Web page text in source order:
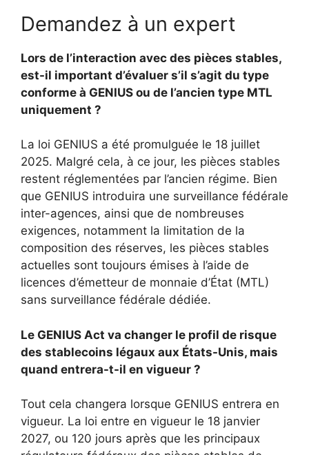
Demandez à un expert
Lors de l’interaction avec des pièces stables,
est-il important d’évaluer s’il s’agit du type
conforme à GENIUS ou de l’ancien type MTL
uniquement ?
La loi GENIUS a été promulguée le 18 juillet
2025. Malgré cela, à ce jour, les pièces stables
restent réglementées par l’ancien régime. Bien
que GENIUS introduira une surveillance fédérale
inter-agences, ainsi que de nombreuses
exigences, notamment la limitation de la
composition des réserves, les pièces stables
actuelles sont toujours émises à l’aide de
licences d’émetteur de monnaie d’État (MTL)
sans surveillance fédérale dédiée.
Le GENIUS Act va changer le profil de risque
des stablecoins légaux aux États-Unis, mais
quand entrera-t-il en vigueur ?
Tout cela changera lorsque GENIUS entrera en
vigueur. La loi entre en vigueur le 18 janvier
2027, ou 120 jours après que les principaux